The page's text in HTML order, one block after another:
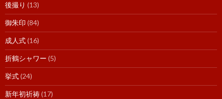
後撮り (13)
御朱印 (84)
成人式(16)
折鶴シャワー (5)
挙式(24)
新年初祈祷(17)